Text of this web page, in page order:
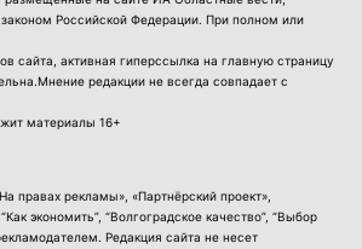
Российской Федерации. При полном или
сайта, активная гиперссылка на главную страницу
редакции не всегда совпадает с
материалы 16+
правах рекламы», «Партнёрский проект»,
экономить”, “Волгоградское качество”, “Выбор
Редакция сайта не несет